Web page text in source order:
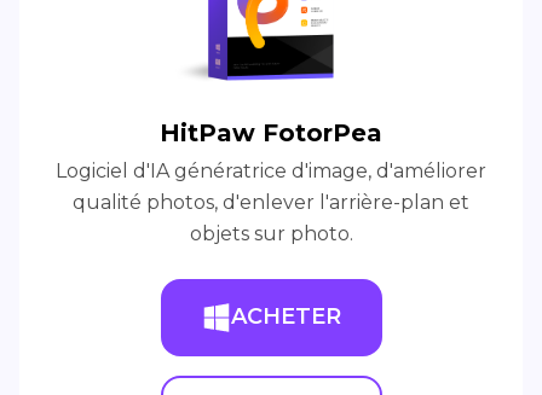
HitPaw FotorPea
Logiciel d'IA génératrice d'image, d'améliorer
qualité photos, d'enlever l'arrière-plan et
objets sur photo.
ACHETER